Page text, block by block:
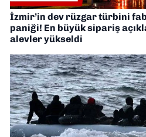
İzmir’in dev rüzgar türbini
paniği! En büyük sipariş
alevler yükseldi